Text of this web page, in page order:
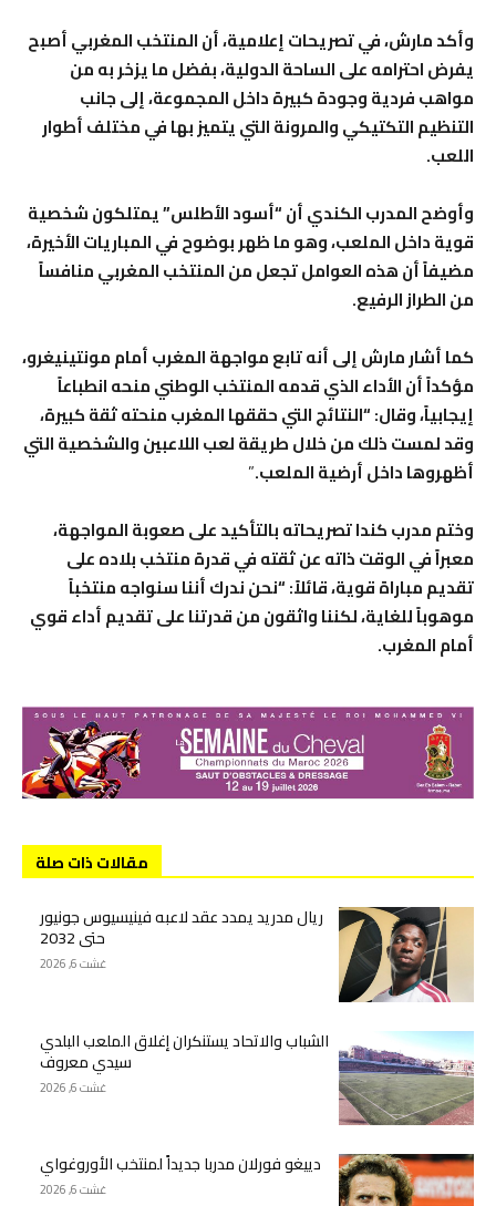
وأكد مارش، في تصريحات إعلامية، أن المنتخب المغربي أصبح
يفرض احترامه على الساحة الدولية، بفضل ما يزخر به من
مواهب فردية وجودة كبيرة داخل المجموعة، إلى جانب
التنظيم التكتيكي والمرونة التي يتميز بها في مختلف أطوار
اللعب.
وأوضح المدرب الكندي أن “أسود الأطلس” يمتلكون شخصية
قوية داخل الملعب، وهو ما ظهر بوضوح في المباريات الأخيرة،
مضيفاً أن هذه العوامل تجعل من المنتخب المغربي منافساً
من الطراز الرفيع.
كما أشار مارش إلى أنه تابع مواجهة المغرب أمام مونتينيغرو،
مؤكداً أن الأداء الذي قدمه المنتخب الوطني منحه انطباعاً
إيجابياً، وقال: “النتائج التي حققها المغرب منحته ثقة كبيرة،
وقد لمست ذلك من خلال طريقة لعب اللاعبين والشخصية التي
أظهروها داخل أرضية الملعب.”
وختم مدرب كندا تصريحاته بالتأكيد على صعوبة المواجهة،
معبراً في الوقت ذاته عن ثقته في قدرة منتخب بلاده على
تقديم مباراة قوية، قائلاً: “نحن ندرك أننا سنواجه منتخباً
موهوباً للغاية، لكننا واثقون من قدرتنا على تقديم أداء قوي
أمام المغرب.
مقالات ذات صلة
ريال مدريد يمدد عقد لاعبه فينيسيوس جونيور
حتى 2032
غشت 6, 2026
الشباب والاتحاد يستنكران إغلاق الملعب البلدي
سيدي معروف
غشت 6, 2026
دييغو فورلان مدربا جديداً لمنتخب الأوروغواي
غشت 6, 2026